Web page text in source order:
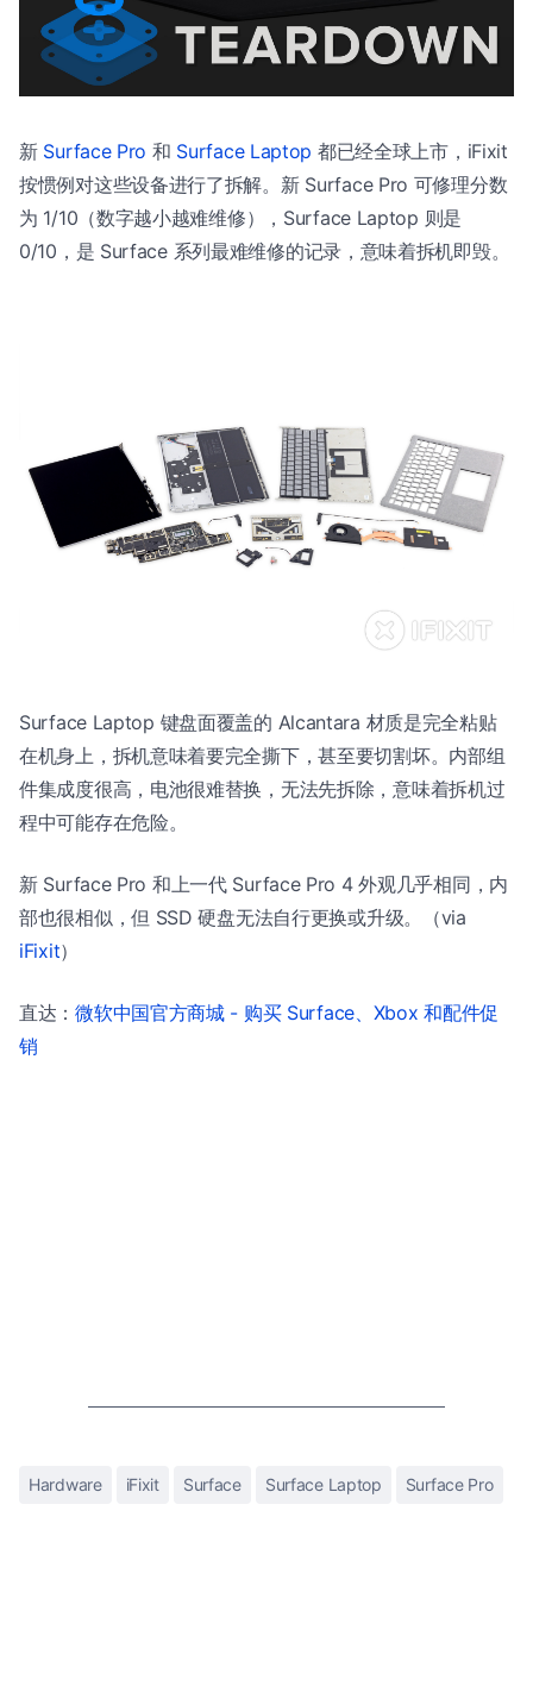
新 Surface Pro 和 Surface Laptop 都已经全球上市，iFixit
按惯例对这些设备进行了拆解。新 Surface Pro 可修理分数
为 1/10（数字越小越难维修），Surface Laptop 则是
0/10，是 Surface 系列最难维修的记录，意味着拆机即毁。
Surface Laptop 键盘面覆盖的 Alcantara 材质是完全粘贴
在机身上，拆机意味着要完全撕下，甚至要切割坏。内部组
件集成度很高，电池很难替换，无法先拆除，意味着拆机过
程中可能存在危险。
新 Surface Pro 和上一代 Surface Pro 4 外观几乎相同，内
部也很相似，但 SSD 硬盘无法自行更换或升级。（via
iFixit）
直达：微软中国官方商城 - 购买 Surface、Xbox 和配件促
销
Hardware iFixit Surface Surface Laptop Surface Pro